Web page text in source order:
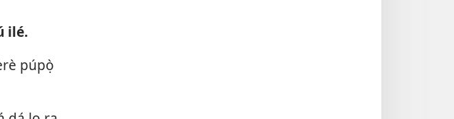
ilé.
púpọ̀